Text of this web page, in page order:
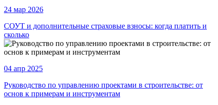
24 мар 2026
СОУТ и дополнительные страховые взносы: когда платить и
сколько
04 апр 2025
Руководство по управлению проектами в строительстве: от
основ к примерам и инструментам